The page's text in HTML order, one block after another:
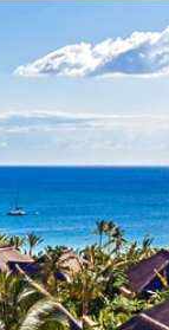
BARAZA
ТАНЗАНИЯ -
Отель
пляжей мира по
журнал включил
отелей. И
отдыха на
услуг всего 30
GOLD